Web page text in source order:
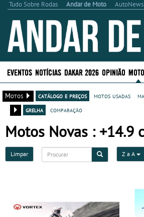
Tudo Sobre Rodas Andar de Moto AutoNews
EVENTOS NOTÍCIAS DAKAR 2026 OPINIÃO
Motos catálogo e preços motos usadas
grelha
comparação
Motos Novas : +14.9
Limpar Z a A